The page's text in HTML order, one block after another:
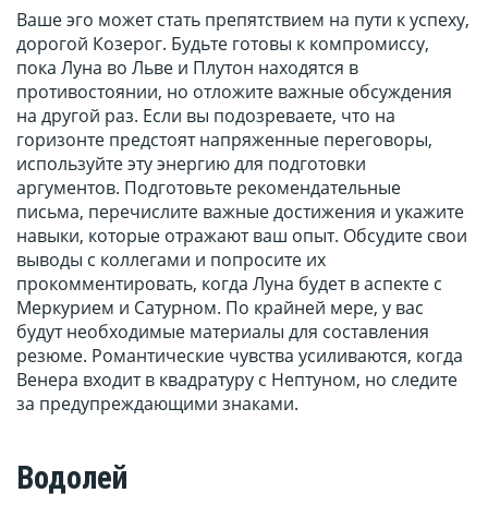
Ваше эго может стать препятствием на пути к успеху,
дорогой Козерог. Будьте готовы к компромиссу,
пока Луна во Льве и Плутон находятся в
противостоянии, но отложите важные обсуждения
на другой раз. Если вы подозреваете, что на
горизонте предстоят напряженные переговоры,
используйте эту энергию для подготовки
аргументов. Подготовьте рекомендательные
письма, перечислите важные достижения и укажите
навыки, которые отражают ваш опыт. Обсудите свои
выводы с коллегами и попросите их
прокомментировать, когда Луна будет в аспекте с
Меркурием и Сатурном. По крайней мере, у вас
будут необходимые материалы для составления
резюме. Романтические чувства усиливаются, когда
Венера входит в квадратуру с Нептуном, но следите
за предупреждающими знаками.
Водолей